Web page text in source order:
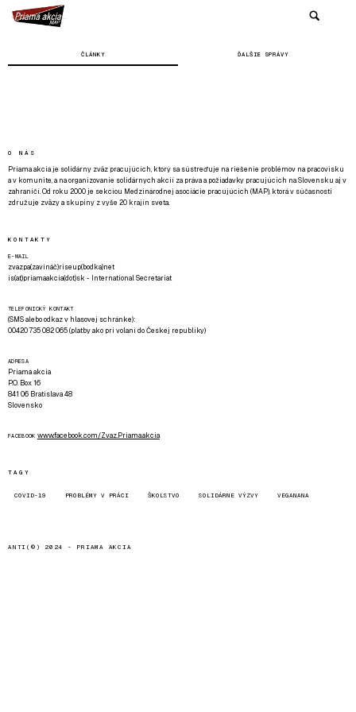
ČLÁNKY ĎALŠIE SPRÁVY
O NÁS
Priama akcia je solidárny zväz pracujúcich, ktorý sa sústreďuje na riešenie problémov na pracovisku
a v komunite, a na organizovanie solidárnych akcií za práva a požiadavky pracujúcich na Slovensku aj v
zahraničí. Od roku 2000 je sekciou Medzinárodnej asociácie pracujúcich (MAP), ktorá v súčasnosti
združuje zväzy a skupiny z vyše 20 krajín sveta.
KONTAKTY
E-MAIL
zvazpa(zavináč)riseup(bodka)net
is(at)priamaakcia(dot)sk - International Secretariat
TELEFONICKÝ KONTAKT
(SMS alebo odkaz v hlasovej schránke):
00420 735 082 065 (platby ako pri volaní do Českej republiky)
ADRESA
Priama akcia
P.O. Box 16
841 06 Bratislava 48
Slovensko
FACEBOOK www.facebook.com/Zvaz.Priama.akcia
TAGY
COVID-19 PROBLÉMY V PRÁCI ŠKOLSTVO SOLIDÁRNE VÝZVY VEGANANA
ANTI(©) 2024 - PRIAMA AKCIA